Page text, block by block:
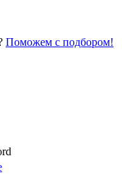
Поможем с подбором!